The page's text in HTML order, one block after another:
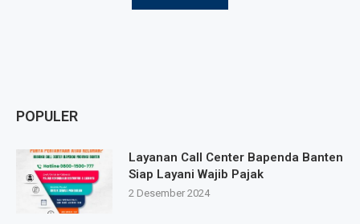
POPULER
Layanan Call Center Bapenda Banten
Siap Layani Wajib Pajak
2 Desember 2024